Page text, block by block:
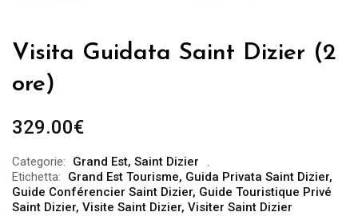
Visita Guidata Saint Dizier (2
ore)
329.00€
Categorie: Grand Est, Saint Dizier
Etichetta:
Grand Est Tourisme, Guida Privata Saint Dizier,
Guide Conférencier Saint Dizier, Guide Touristique Privé
Saint Dizier, Visite Saint Dizier, Visiter Saint Dizier